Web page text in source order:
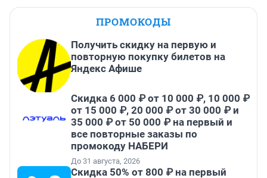
ПРОМОКОДЫ
Получить скидку на первую и
повторную покупку билетов на
Яндекс Афише
Скидка 6 000 ₽ от 10 000 ₽, 10 000 ₽
от 15 000 ₽, 20 000 ₽ от 30 000 ₽ и
35 000 ₽ от 50 000 ₽ на первый и
все повторные заказы по
промокоду НАБЕРИ
До 31 августа, 2026
Скидка 50% от 800 ₽ на первый